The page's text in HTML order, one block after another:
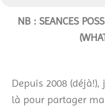
NB : SEANCES
Depuis 2008
là pour partager